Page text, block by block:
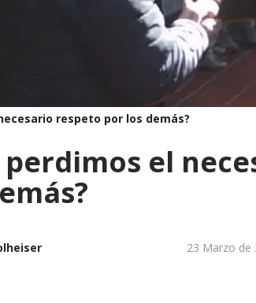
respeto por los demás?
perdimos el
23 Marzo de